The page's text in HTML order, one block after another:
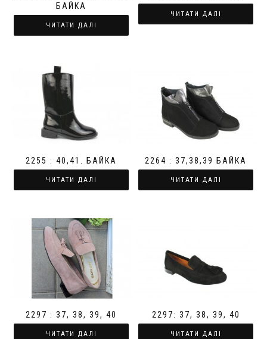
БАЙКА
ЧИТАТИ ДАЛІ
ЧИТАТИ ДАЛІ
2255 : 40,41. БАЙКА
ЧИТАТИ ДАЛІ
2264 : 37,38,39 БАЙКА
ЧИТАТИ ДАЛІ
2297 : 37, 38, 39, 40
ЧИТАТИ ДАЛІ
2297: 37, 38, 39, 40
ЧИТАТИ ДАЛІ